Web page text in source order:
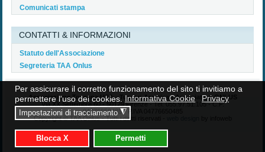
Per assicurare il corretto funzionamento del sito ti invitiamo a
permettere l'uso dei cookies. Informativa Cookie Privacy
Impostazioni di tracciamento ◮
Blocca X Permetti
Comunicati stampa
CONTATTI & INFORMAZIONI
Statuto dell'Associazione
Segreteria TAA Onlus
Associazione Toscana USA - Tuscan American Association ONLUS
Via XX Settembre 60 - 50129 Firenze - Tel. 055.97.51.105 - C.F.
04776650485 - P.IVA 04776650485
Copyright © TAA Onlus - Tutti i diritti riservati -